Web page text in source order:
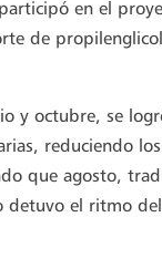
en el
de
y octubre, se
reduciendo
que agosto,
detuvo el ritmo